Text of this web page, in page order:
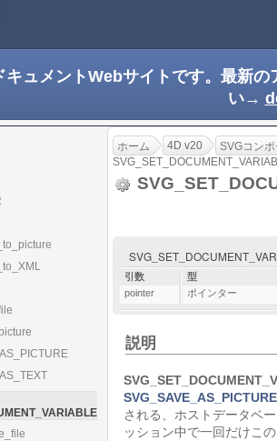
キュメントWebサイトです。最新
い→
ホーム 4D v20
SVGコン
引数
型
pointer
ポインター
説明
SVG_SAVE_AS_PICTURE
される、ホストデータベ
ッション中で一回だけこ